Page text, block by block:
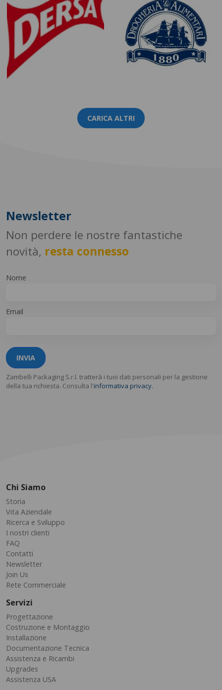
CARICA ALTRI
Newsletter
Non perdere le nostre fantastiche
novità, resta connesso
Nome
Email
INVIA
Zambelli Packaging S.r.l. tratterà i tuoi dati personali per la gestione
della tua richiesta. Consulta l'informativa privacy.
Chi Siamo
Storia
Vita Aziendale
Ricerca e Sviluppo
I nostri clienti
FAQ
Contatti
Newsletter
Join Us
Rete Commerciale
Servizi
Progettazione
Costruzione e Montaggio
Installazione
Documentazione Tecnica
Assistenza e Ricambi
Upgrades
Assistenza USA